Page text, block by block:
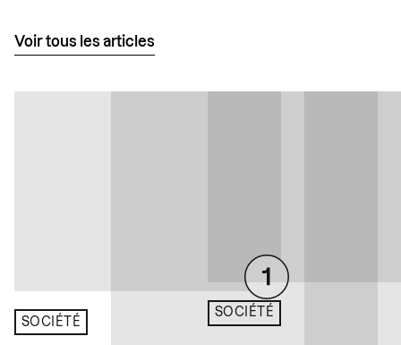
Voir tous les articles
SOCIÉTÉ
SOCIÉTÉ